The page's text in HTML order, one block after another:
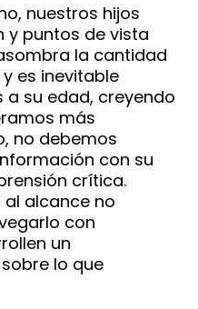
nuestros hijos
y puntos de vista
la cantidad
es inevitable
su edad, creyendo
más
no debemos
con su
crítica.
alcance no
con
un
lo que